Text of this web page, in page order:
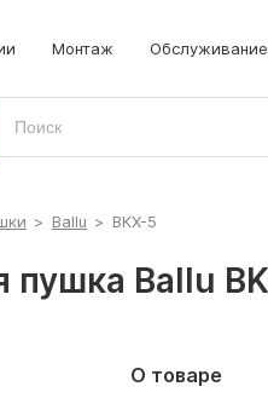
Монтаж Обслуживание
> Ballu > BKX-5
пушка Ballu
О товаре